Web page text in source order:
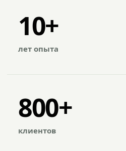
10+
лет опыта
800+
клиентов